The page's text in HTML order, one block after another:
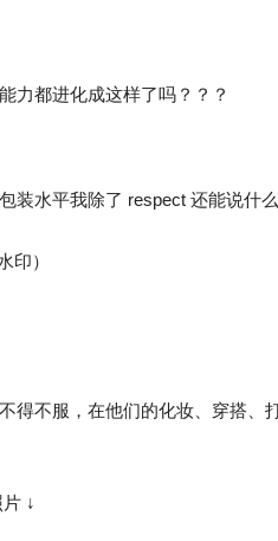
力都进化成这样了吗？？？
装水平我除了 respect 还能说什么
印）
得不服，在他们的化妆、穿搭、
↓